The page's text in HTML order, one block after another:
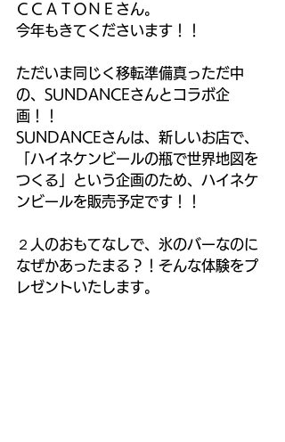
ＣＣＡＴＯＮＥさん。
今年もきてくださいます！！
ただいま同じく移転準備真っただ中
の、SUNDANCEさんとコラボ企
画！！
SUNDANCEさんは、新しいお店で、
「ハイネケンビールの瓶で世界地図を
つくる」という企画のため、ハイネケ
ンビールを販売予定です！！
２人のおもてなしで、氷のバーなのに
なぜかあったまる？！そんな体験をプ
レゼントいたします。